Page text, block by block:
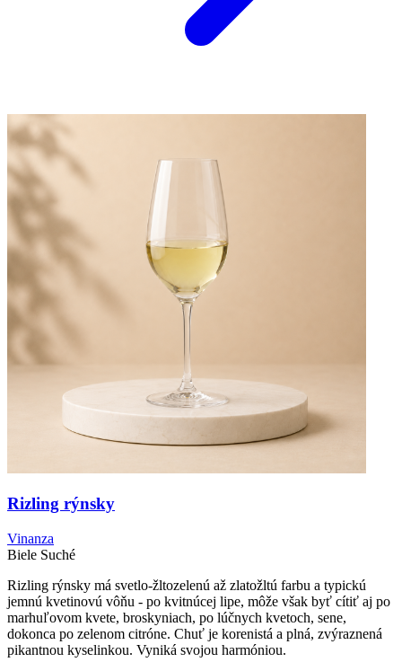
Rizling rýnsky
Vinanza
Biele Suché
Rizling rýnsky má svetlo-žltozelenú až zlatožltú farbu a typickú
jemnú kvetinovú vôňu - po kvitnúcej lipe, môže však byť cítiť aj po
marhuľovom kvete, broskyniach, po lúčnych kvetoch, sene,
dokonca po zelenom citróne. Chuť je korenistá a plná, zvýraznená
pikantnou kyselinkou. Vyniká svojou harmóniou.